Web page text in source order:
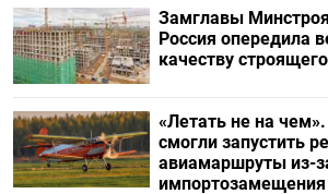
Замглавы
Россия опередила
качеству
«Летать не на
смогли запустить
авиамаршруты из-